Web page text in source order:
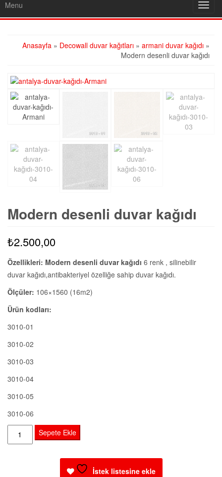
Menu
Anasayfa » Decowall duvar kağıtları » armani duvar kağıdı »
Modern desenli duvar kağıdı
Modern desenli duvar kağıdı
₺2.500,00
Özellikleri: Modern desenli duvar kağıdı 6 renk , silinebilir
duvar kağıdı,antibakteriyel özelliğe sahip duvar kağıdı.
Ölçüler: 106×1560 (16m2)
Ürün kodları:
3010-01
3010-02
3010-03
3010-04
3010-05
3010-06
Modern
desenli
Sepete Ekle
İstek listesine ekle